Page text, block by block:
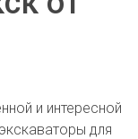
и интересной
для